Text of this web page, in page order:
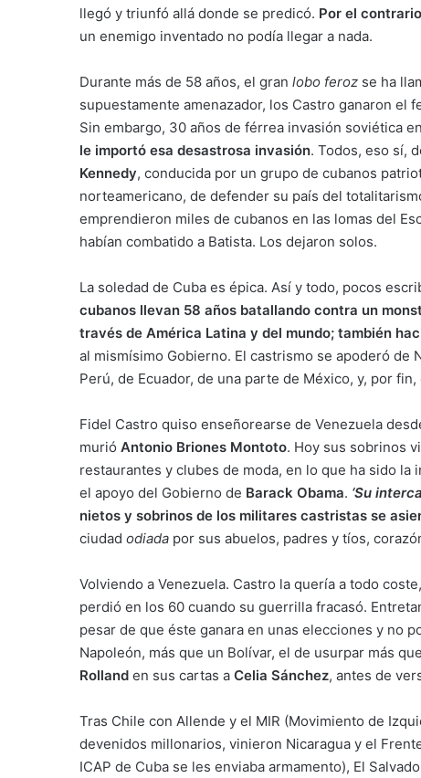
llegó y triunfó allá donde se predicó. Por el
un enemigo inventado no podía llegar a nada.
Durante más de 58 años, el gran lobo feroz se ha
supuestamente amenazador, los Castro ganaron el
Sin embargo, 30 años de férrea invasión soviética
le importó esa desastrosa invasión. Todos, eso sí,
Kennedy, conducida por un grupo de cubanos
norteamericano, de defender su país del
emprendieron miles de cubanos en las lomas del
habían combatido a Batista. Los dejaron solos.
La soledad de Cuba es épica. Así y todo, pocos
cubanos llevan 58 años batallando contra un
través de América Latina y del mundo; también
al mismísimo Gobierno. El castrismo se apoderó de
Perú, de Ecuador, de una parte de México, y, por
Fidel Castro quiso enseñorearse de Venezuela
murió Antonio Briones Montoto. Hoy sus sobrinos
restaurantes y clubes de moda, en lo que ha sido
el apoyo del Gobierno de Barack Obama. ‘Su
nietos y sobrinos de los militares castristas se
ciudad odiada por sus abuelos, padres y tíos,
Volviendo a Venezuela. Castro la quería a todo
perdió en los 60 cuando su guerrilla fracasó.
pesar de que éste ganara en unas elecciones y no
Napoleón, más que un Bolívar, el de usurpar más
Rolland en sus cartas a Celia Sánchez, antes de
Tras Chile con Allende y el MIR (Movimiento de
devenidos millonarios, vinieron Nicaragua y el
ICAP de Cuba se les enviaba armamento), El